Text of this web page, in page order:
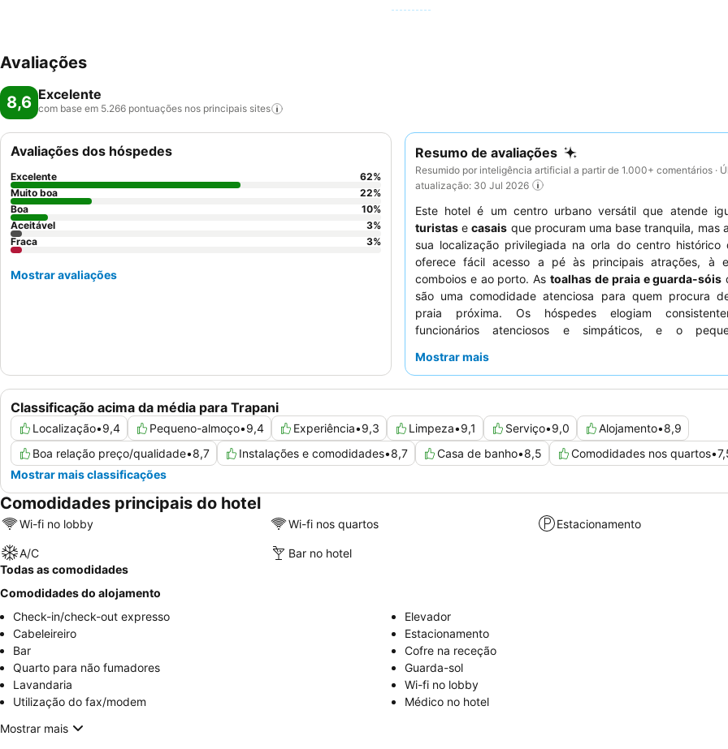
Avaliações
8,6 Excelente
com base em 5.266 pontuações nos principais sites
Resumo de avaliações
Resumido por inteligência artificial a partir de 1.000+ comentários ·
atualização: 30 Jul 2026
Este hotel é um centro urbano versátil que atende
turistas ecasais que procuram uma base tranquila, mas
sua localização privilegiada na orla do centro histórico
oferece fácil acesso a pé às principais atrações, à
comboios e ao porto. Astoalhas de praia e guarda-sóis
são uma comodidade atenciosa para quem procura
praia próxima. Os hóspedes elogiam
funcionários atenciosos e simpáticos, e o
destaque. Para uma estadia mais tranquila, considere
Mostrar mais
Classificação acima da média para Trapani
Localização•9,4 Pequeno-almoço•9,4 Experiência•9,3 Limpeza•9,1 Serviço•9,0 Alojamento•8,9
Boa relação preço/qualidade•8,7 Instalações e comodidades•8,7 Casa de banho•8,5 Comodidades nos quartos•
Mostrar mais classificações
Avaliações dos hóspedes
Excelente 62%
Muito boa
22%
Boa
10%
Aceitável
3%
Fraca
3%
Mostrar avaliações
Comodidades principais do hotel
Wi-fi no lobby Wi-fi nos quartos Estacionamento
A/C
Bar no hotel
Todas as comodidades
Comodidades do alojamento
Check-in/check-out expresso
Elevador
Cabeleireiro
Estacionamento
Bar
Cofre na receção
Quarto para não fumadores
Guarda-sol
Lavandaria
Wi-fi no lobby
Utilização do fax/modem
Médico no hotel
Mostrar mais